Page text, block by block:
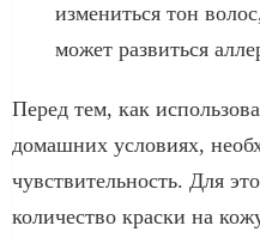
измениться тон
может развиться
Перед тем, как
домашних условиях,
чувствительность. Для
количество краски на